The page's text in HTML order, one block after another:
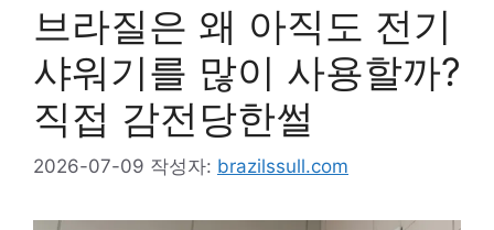
브라질은 왜 아직도 전기
샤워기를 많이 사용할까?
직접 감전당한썰
2026-07-09 작성자: brazilssull.com